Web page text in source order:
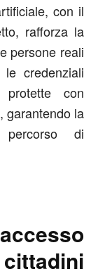
con il
rafforza la
persone reali
credenziali
con
garantendo la
di